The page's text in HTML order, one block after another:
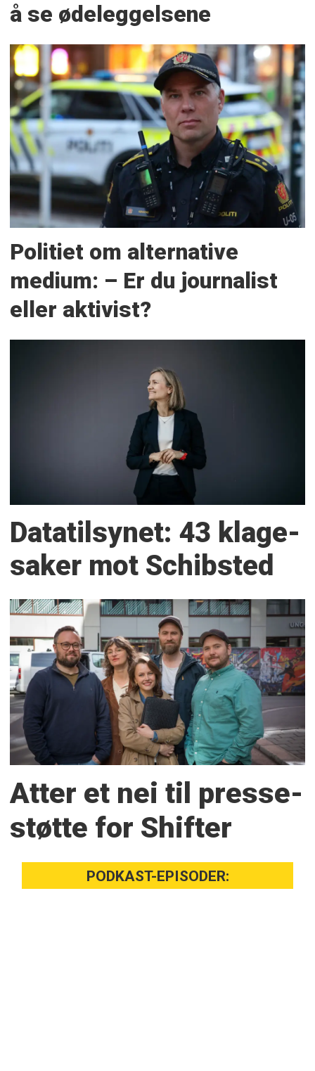
å se ødeleggelsene
Politiet om alternative
medium: – Er du journalist
eller aktivist?
Datatilsynet: 43 klage­
saker mot Schibsted
Atter et nei til presse­
støtte for Shifter
PODKAST-EPISODER: